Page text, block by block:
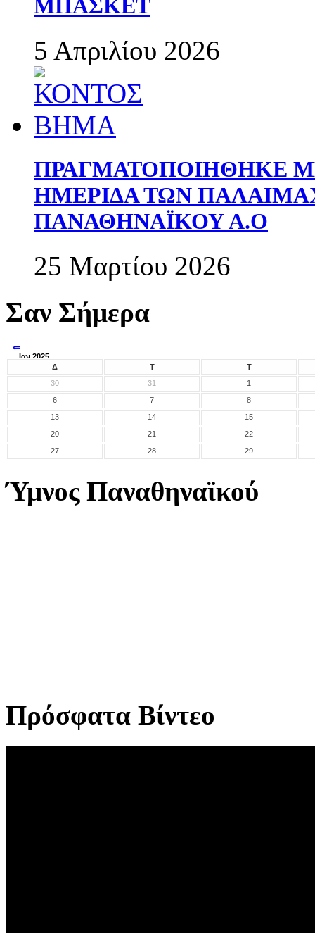
ΜΠΑΣΚΕΤ
5 Απριλίου 2026
ΠΡΑΓΜΑΤΟΠΟΙΗΘΗΚΕ
ΗΜΕΡΙΔΑ ΤΩΝ
ΠΑΝΑΘΗΝΑΪΚΟΥ Α.Ο
25 Μαρτίου 2026
Σαν Σήμερα
⇐
Ιαν 2025
Δ Τ
Τ
30
31
1
6
7
8
13
14
15
20
21
22
27
28 29
Ύμνος Παναθηναϊκού
Πρόσφατα Βίντεο